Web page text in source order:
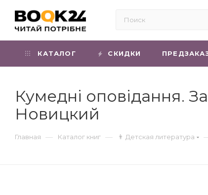
КАТАЛОГ СКИДКИ
Кумедні оповідання.
Новицкий
Главная — Каталог книг — 👨 Детская литература